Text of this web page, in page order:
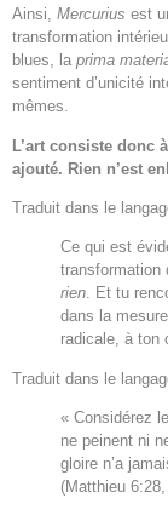
Ainsi, Mercurius est
transformation
blues, la prima
sentiment d’unicité
mêmes.
L’art consiste donc
ajouté. Rien n’est
Traduit dans le
Ce qui est
transformation
rien. Et tu
dans la
radicale, à ton
Traduit dans le
« Considérez
ne peinent ni
gloire n’a
(Matthieu